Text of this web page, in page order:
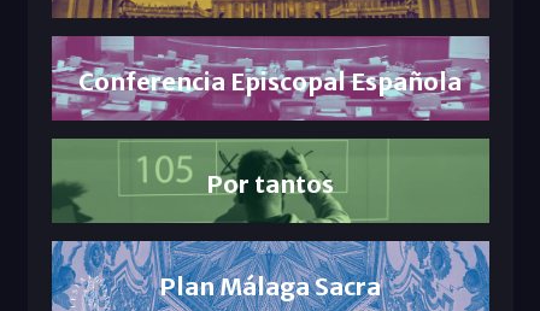
Conferencia Episcopal Española
Por tantos
Plan Málaga Sacra